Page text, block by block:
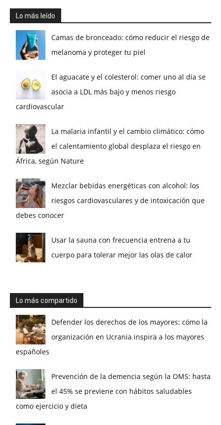
Lo más leído
Camas de bronceado: cómo reducir el riesgo de
melanoma y proteger tu piel
El aguacate y el colesterol: comer uno al día se
asocia a LDL más bajo y menos riesgo
cardiovascular
La malaria infantil y el cambio climático: cómo
el calentamiento global desplaza el riesgo en
África, según Nature
Mezclar bebidas energéticas con alcohol: los
riesgos cardiovasculares y de intoxicación que
debes conocer
Usar la sauna con frecuencia entrena a tu
cuerpo para tolerar mejor las olas de calor
Lo más compartido
Defender los derechos de los mayores: cómo la
organización en Ucrania inspira a los mayores
españoles
Prevención de la demencia según la OMS: hasta
el 45% se previene con hábitos saludables
como ejercicio y dieta